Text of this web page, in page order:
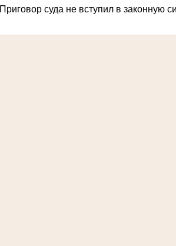
Приговор суда не вступил в законную